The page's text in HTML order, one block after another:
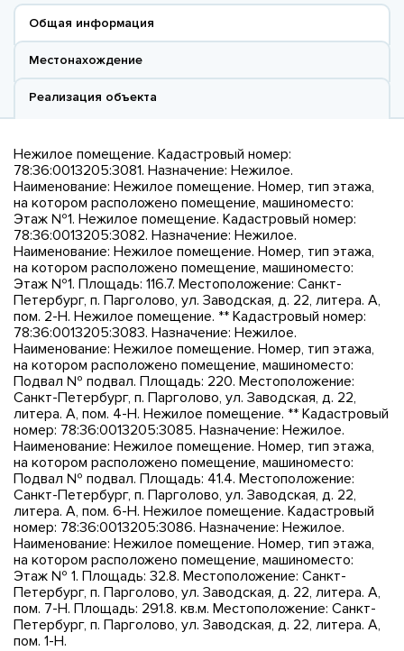
Общая информация
Местонахождение
Реализация объекта
Нежилое помещение. Кадастровый номер:
78:36:0013205:3081. Назначение: Нежилое.
Наименование: Нежилое помещение. Номер, тип этажа,
на котором расположено помещение, машиноместо:
Этаж №1. Нежилое помещение. Кадастровый номер:
78:36:0013205:3082. Назначение: Нежилое.
Наименование: Нежилое помещение. Номер, тип этажа,
на котором расположено помещение, машиноместо:
Этаж №1. Площадь: 116.7. Местоположение: Санкт-
Петербург, п. Парголово, ул. Заводская, д. 22, литера. А,
пом. 2-Н. Нежилое помещение. ** Кадастровый номер:
78:36:0013205:3083. Назначение: Нежилое.
Наименование: Нежилое помещение. Номер, тип этажа,
на котором расположено помещение, машиноместо:
Подвал № подвал. Площадь: 220. Местоположение:
Санкт-Петербург, п. Парголово, ул. Заводская, д. 22,
литера. А, пом. 4-Н. Нежилое помещение. ** Кадастровый
номер: 78:36:0013205:3085. Назначение: Нежилое.
Наименование: Нежилое помещение. Номер, тип этажа,
на котором расположено помещение, машиноместо:
Подвал № подвал. Площадь: 41.4. Местоположение:
Санкт-Петербург, п. Парголово, ул. Заводская, д. 22,
литера. А, пом. 6-Н. Нежилое помещение. Кадастровый
номер: 78:36:0013205:3086. Назначение: Нежилое.
Наименование: Нежилое помещение. Номер, тип этажа,
на котором расположено помещение, машиноместо:
Этаж № 1. Площадь: 32.8. Местоположение: Санкт-
Петербург, п. Парголово, ул. Заводская, д. 22, литера. А,
пом. 7-Н. Площадь: 291.8. кв.м. Местоположение: Санкт-
Петербург, п. Парголово, ул. Заводская, д. 22, литера. А,
пом. 1-Н.